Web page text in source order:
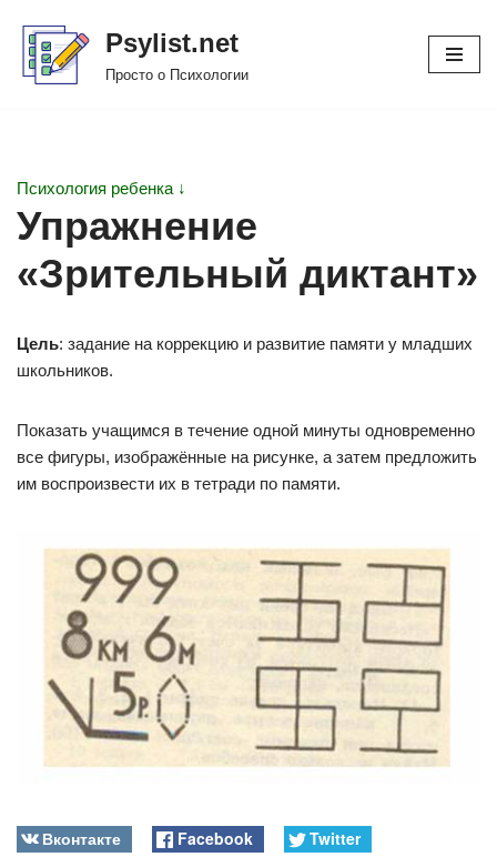
Перейти
Psylist.net
Просто о Психологии
Психология ребенка ↓
Упражнение
«Зрительный диктант»
Цель: задание на коррекцию и развитие памяти у младших
школьников.
Показать учащимся в течение одной минуты одновременно
все фигуры, изображённые на рисунке, а затем предложить
им воспроизвести их в тетради по памяти.
Вконтакте Facebook
Twitter